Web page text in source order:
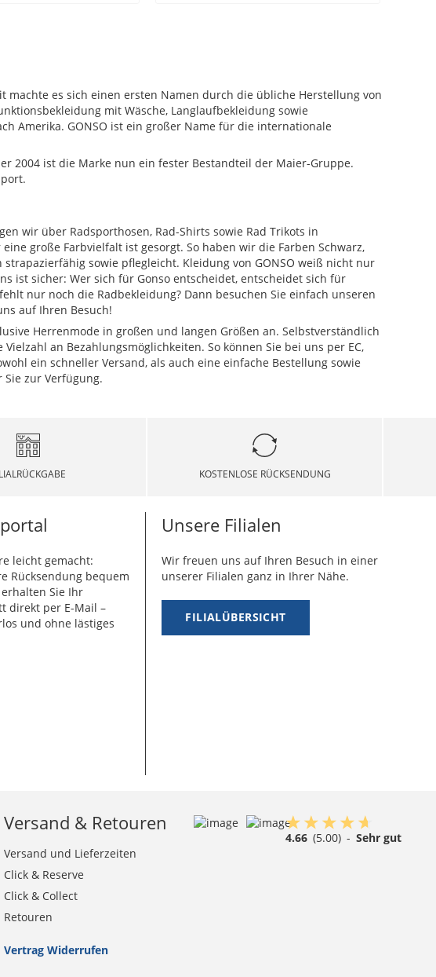
machte es sich einen ersten Namen durch die übliche Herstellung von
mit Wäsche, Langlaufbekleidung sowie
Amerika. GONSO ist ein großer Name für die internationale
2004 ist die Marke nun ein fester Bestandteil der Maier-Gruppe.
wir über Radsporthosen, Rad-Shirts sowie Rad Trikots in
große Farbvielfalt ist gesorgt. So haben wir die Farben Schwarz,
sowie pflegleicht. Kleidung von GONSO weiß nicht nur
ist sicher: Wer sich für Gonso entscheidet, entscheidet sich für
nur noch die Radbekleidung? Dann besuchen Sie einfach unseren
auf Ihren Besuch!
Herrenmode in großen und langen Größen an. Selbstverständlich
an Bezahlungsmöglichkeiten. So können Sie bei uns per EC,
ein schneller Versand, als auch eine einfache Bestellung sowie
zur Verfügung.
KOSTENLOSE RÜCKSENDUNG
leicht gemacht:
Rücksendung bequem
Sie Ihr
direkt per E-Mail –
und ohne lästiges
Unsere Filialen
Wir freuen uns auf Ihren Besuch in einer
unserer Filialen ganz in Ihrer Nähe.
FILIALÜBERSICHT
Versand & Retouren
Versand und Lieferzeiten
Click & Reserve
Click & Collect
Retouren
Vertrag Widerrufen
4.66 (5.00) - Sehr gut